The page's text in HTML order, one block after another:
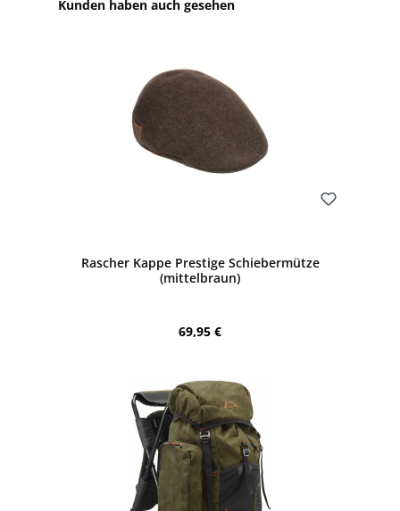
Kunden haben auch gesehen
Rascher Kappe Prestige Schiebermütze
(mittelbraun)
Regulärer Preis:
69,95 €